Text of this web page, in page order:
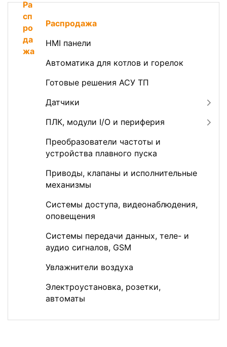
Распродажа
HMI панели
Автоматика для котлов и горелок
Готовые решения АСУ ТП
Датчики
ПЛК, модули I/O и периферия
Преобразователи частоты и
устройства плавного пуска
Приводы, клапаны и исполнительные
механизмы
Системы доступа, видеонаблюдения,
оповещения
Системы передачи данных, теле- и
аудио сигналов, GSM
Увлажнители воздуха
Электроустановка, розетки,
автоматы